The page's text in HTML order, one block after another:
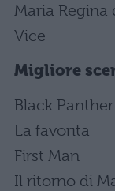
Maria Regina
Vice
Migliore
Black Panther
La favorita
First Man
Il ritorno di